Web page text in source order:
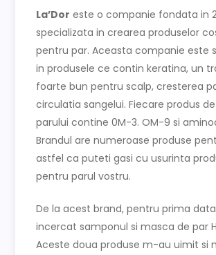
La’Dor este o companie fondata in
specializata in crearea produselor
pentru par. Aceasta companie este
in produsele ce contin keratina, un
foarte bun pentru scalp, cresterea
circulatia sangelui. Fiecare produs
parului contine 0M-3. OM-9 si
Brandul are numeroase produse
astfel ca puteti gasi cu usurinta
pentru parul vostru.
De la acest brand, pentru prima
incercat samponul si masca de par
Aceste doua produse m-au uimit si